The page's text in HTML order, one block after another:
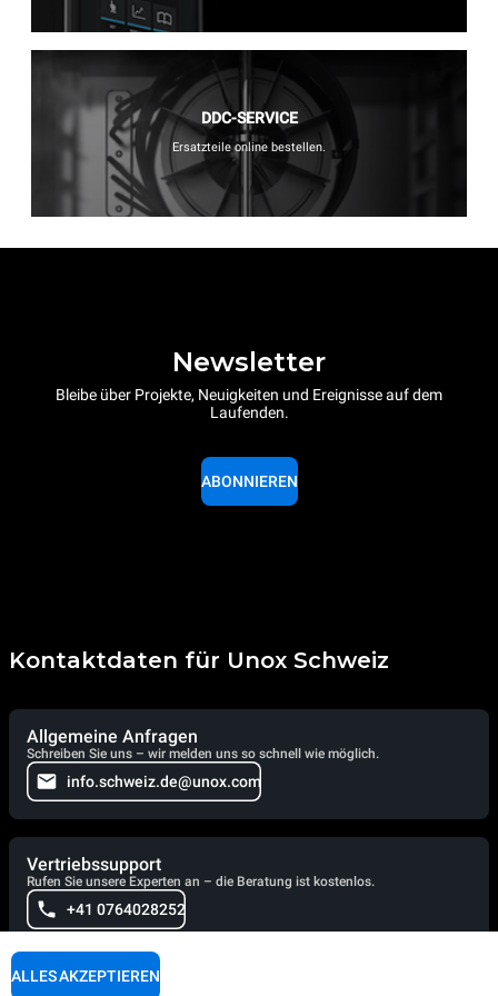
DDC-SERVICE
Ersatzteile online bestellen.
Newsletter
Bleibe über Projekte, Neuigkeiten und Ereignisse auf dem
Laufenden.
ABONNIEREN
Kontaktdaten für Unox Schweiz
Allgemeine Anfragen
Schreiben Sie uns – wir melden uns so schnell wie möglich.
info.schweiz.de@unox.com
Vertriebssupport
Rufen Sie unsere Experten an – die Beratung ist kostenlos.
+41 0764028252
ALLES AKZEPTIEREN